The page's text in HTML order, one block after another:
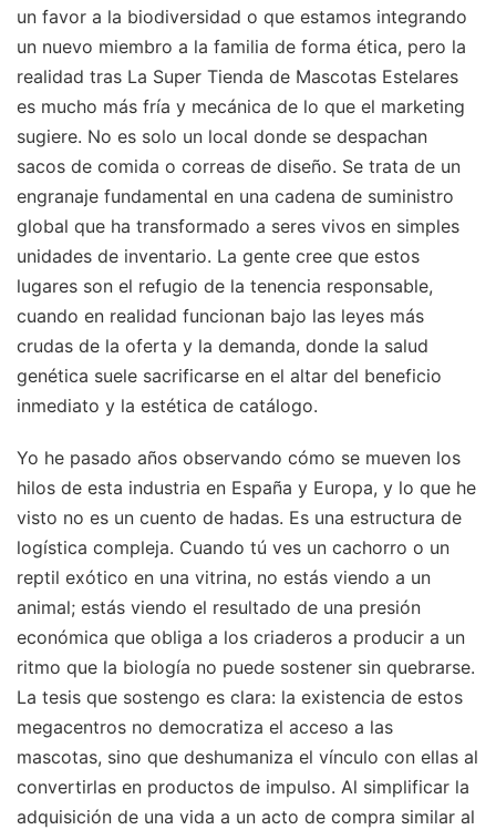
un favor a la biodiversidad o que estamos integrando
un nuevo miembro a la familia de forma ética, pero la
realidad tras La Super Tienda de Mascotas Estelares
es mucho más fría y mecánica de lo que el marketing
sugiere. No es solo un local donde se despachan
sacos de comida o correas de diseño. Se trata de un
engranaje fundamental en una cadena de suministro
global que ha transformado a seres vivos en simples
unidades de inventario. La gente cree que estos
lugares son el refugio de la tenencia responsable,
cuando en realidad funcionan bajo las leyes más
crudas de la oferta y la demanda, donde la salud
genética suele sacrificarse en el altar del beneficio
inmediato y la estética de catálogo.
Yo he pasado años observando cómo se mueven los
hilos de esta industria en España y Europa, y lo que he
visto no es un cuento de hadas. Es una estructura de
logística compleja. Cuando tú ves un cachorro o un
reptil exótico en una vitrina, no estás viendo a un
animal; estás viendo el resultado de una presión
económica que obliga a los criaderos a producir a un
ritmo que la biología no puede sostener sin quebrarse.
La tesis que sostengo es clara: la existencia de estos
megacentros no democratiza el acceso a las
mascotas, sino que deshumaniza el vínculo con ellas al
convertirlas en productos de impulso. Al simplificar la
adquisición de una vida a un acto de compra similar al